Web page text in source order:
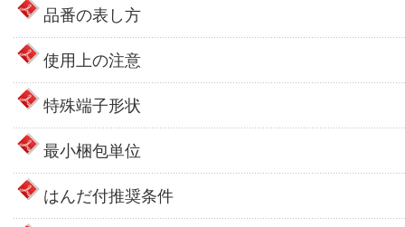
品番の表し方
使用上の注意
特殊端子形状
最小梱包単位
はんだ付推奨条件